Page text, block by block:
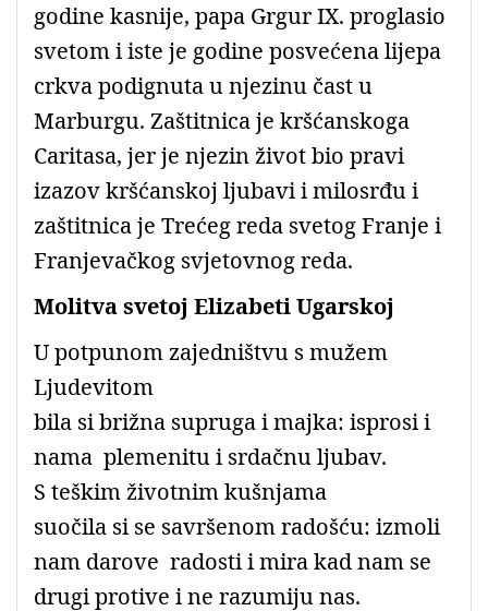
godine kasnije, papa Grgur IX. proglasio
svetom i iste je godine posvećena lijepa
crkva podignuta u njezinu čast u
Marburgu. Zaštitnica je kršćanskoga
Caritasa, jer je njezin život bio pravi
izazov kršćanskoj ljubavi i milosrđu i
zaštitnica je Trećeg reda svetog Franje i
Franjevačkog svjetovnog reda.
Molitva svetoj Elizabeti Ugarskoj
U potpunom zajedništvu s mužem
Ljudevitom
bila si brižna supruga i majka: isprosi i
nama plemenitu i srdačnu ljubav.
S teškim životnim kušnjama
suočila si se savršenom radošću: izmoli
nam darove radosti i mira kad nam se
drugi protive i ne razumiju nas.